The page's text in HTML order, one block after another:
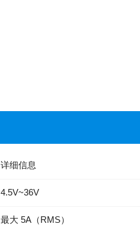
详细信息
4.5V~36V
最大 5A（RMS）